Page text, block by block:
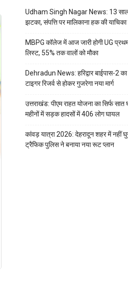
Udham Singh Nagar News: 13 साल
झटका, संपत्ति पर मालिकाना हक की
MBPG कॉलेज में आज जारी होगी UG
लिस्ट, 55% तक वालों को मौका
Dehradun News: हरिद्वार बाईपास-2
टाइगर रिजर्व से होकर गुजरेगा नया मार्ग
उत्तराखंड: पीएम राहत योजना का सिर्फ सात
महीनों में सड़क हादसों में 406 लोग घायल
कांवड़ यात्रा 2026: देहरादून शहर में नहीं
ट्रैफिक पुलिस ने बनाया नया रूट प्लान